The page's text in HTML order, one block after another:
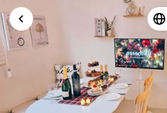
[5min to Sillim Stn]